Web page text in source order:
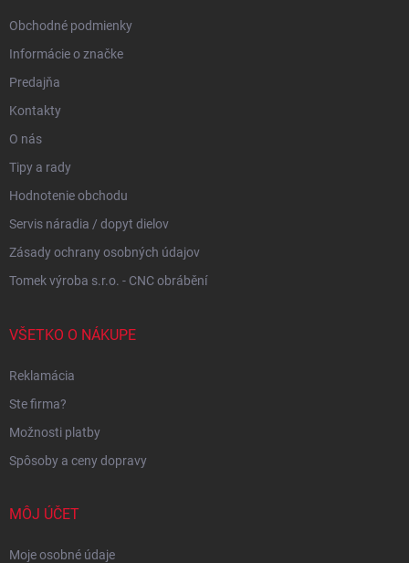
Obchodné podmienky
Informácie o značke
Predajňa
Kontakty
O nás
Tipy a rady
Hodnotenie obchodu
Servis náradia / dopyt dielov
Zásady ochrany osobných údajov
Tomek výroba s.r.o. - CNC obrábění
VŠETKO O NÁKUPE
Reklamácia
Ste firma?
Možnosti platby
Spôsoby a ceny dopravy
MÔJ ÚČET
Moje osobné údaje